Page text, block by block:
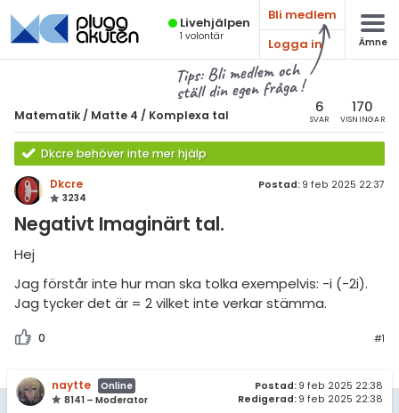
Live­hjälpen
1 volontär
Bli medlem
Logga in
Ämne
Tips: Bli medlem och
ställ din egen fråga !
Matematik / Matte 4 / Komplexa tal 6
SVAR
170
VISNINGAR
Dkcre behöver inte mer hjälp
Dkcre
3234
Postad: 9 feb 2025 22:37
Negativt Imaginärt tal.
Hej
Jag förstår inte hur man ska tolka exempelvis: -i (-2i).
Jag tycker det är = 2 vilket inte verkar stämma.
0 #1
naytte
Online
8141 – Moderator
Postad: 9 feb 2025 22:38
Redigerad: 9 feb 2025 22:38
Alla ämnen
Alla trådar
7
8
9
1
2
3
Matematik
Matte 4
Alla trådar
Grafer och asymptoter
Komplexa tal
5
& Bygg